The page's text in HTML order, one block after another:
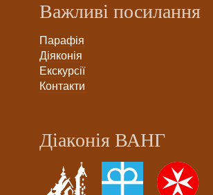
Важливі посилання
Парафія
Діяконія
Екскурсії
Контакти
Діаконія ВАНГ